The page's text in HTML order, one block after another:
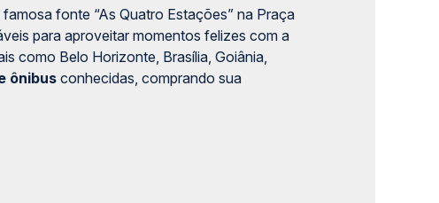
fonte “As Quatro Estações” na Praça
para aproveitar momentos felizes com a
como Belo Horizonte, Brasília, Goiânia,
ônibus conhecidas, comprando sua